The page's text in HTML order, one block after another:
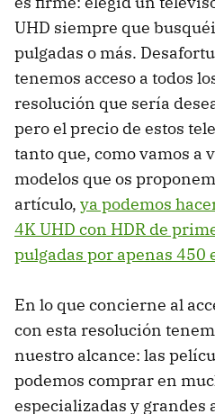
UHD siempre que
pulgadas o más.
tenemos acceso a todos
resolución que sería
pero el precio de estos
tanto que, como vamos a
modelos que os
artículo, ya podemos
4K UHD con HDR de
pulgadas por apenas 450
En lo que concierne al
con esta resolución
nuestro alcance: las
podemos comprar en
especializadas y grandes